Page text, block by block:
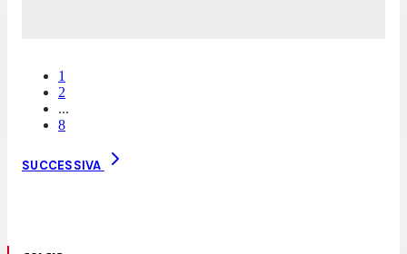
1
2
...
8
SUCCESSIVA